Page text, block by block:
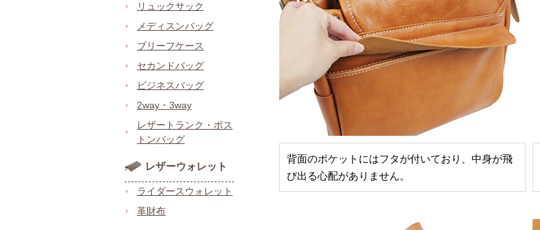
リュックサック
メディスンバッグ
ブリーフケース
セカンドバッグ
ビジネスバッグ
2way・3way
レザートランク・ボス
トンバッグ
レザーウォレット
ライダースウォレット
革財布
背面のポケットにはフタが付いており、中身が飛
び出る心配がありません。